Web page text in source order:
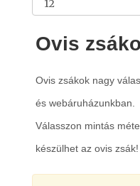
Ovis
Ovis zsákok nagy
és webáruházunkban.
Válasszon mintás
készülhet az ovis zsák!